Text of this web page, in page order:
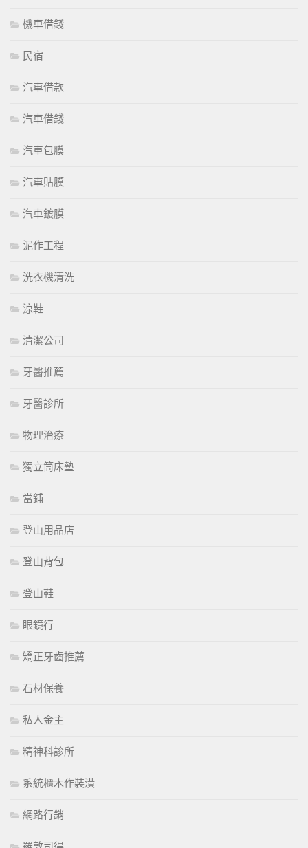
機車借錢
民宿
汽車借款
汽車借錢
汽車包膜
汽車貼膜
汽車鍍膜
泥作工程
洗衣機清洗
涼鞋
清潔公司
牙醫推薦
牙醫診所
物理治療
獨立筒床墊
當鋪
登山用品店
登山背包
登山鞋
眼鏡行
矯正牙齒推薦
石材保養
私人金主
精神科診所
系統櫃木作裝潢
網路行銷